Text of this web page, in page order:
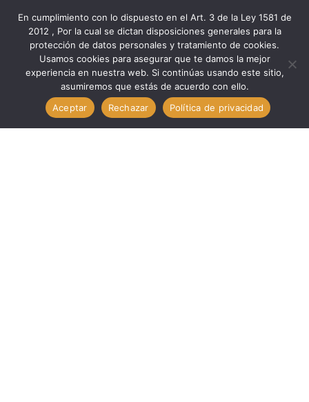
Marcas
Total
Juegos DESTORNILLADORES JG. 4 PIZ SURTIDO // TOTAL
En cumplimiento con lo dispuesto en el Art. 3 de la Ley 1581 de
2012 , Por la cual se dictan disposiciones generales para la
protección de datos personales y tratamiento de cookies.
Usamos cookies para asegurar que te damos la mejor
experiencia en nuestra web. Si continúas usando este sitio,
asumiremos que estás de acuerdo con ello.
Aceptar
Rechazar Política de privacidad